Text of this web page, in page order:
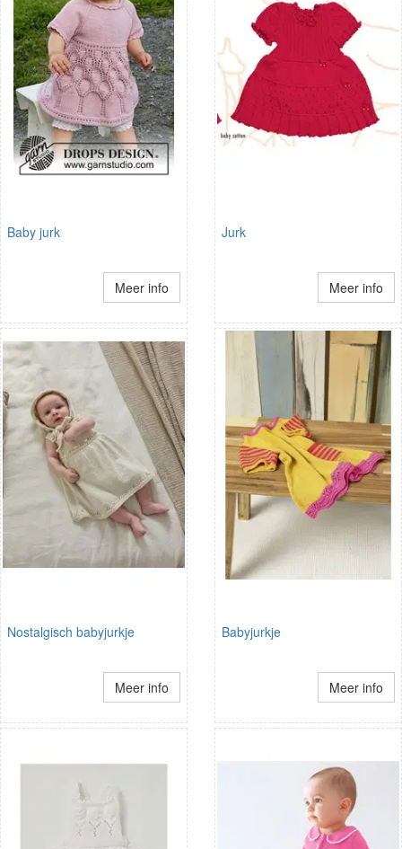
Baby jurk
Meer info
Jurk
Meer info
Nostalgisch babyjurkje
Meer info
Babyjurkje
Meer info